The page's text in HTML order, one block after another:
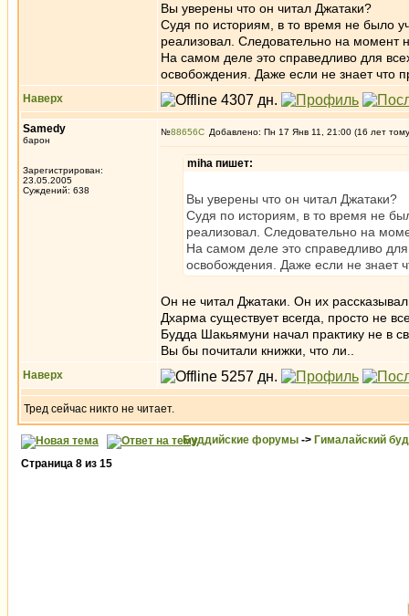
Вы уверены что он читал Джатаки?
Судя по историям, в то время не было
реализовал. Следовательно на момент
На самом деле это справедливо для
освобождения. Даже если не знает что
Наверх
Samedy
барон
Зарегистрирован:
23.05.2005
Суждений: 638
№88656 Добавлено: Пн 17 Янв 11, 21:00 (16 лет
miha пишет:
Вы уверены что он читал Джатаки?
Судя по историям, в то время не
реализовал. Следовательно на
На самом деле это справедливо
освобождения. Даже если не знает
Он не читал Джатаки. Он их
Дхарма существует всегда, просто не
Будда Шакьямуни начал практику не в
Вы бы почитали книжки, что ли..
Наверх
Тред сейчас никто не читает.
Буддийские форумы -> Гималайский
Страница 8 из 15